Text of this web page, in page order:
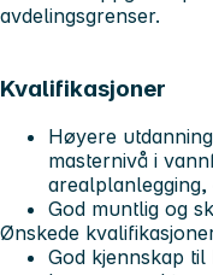
avdelingsgrenser.
Kvalifikasjoner
Høyere
masternivå i
God muntlig og
Ønskede
God kjennskap